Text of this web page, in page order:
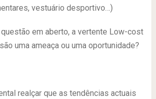
vestuário desportivo…)
em aberto, a vertente Low-cost
uma ameaça ou uma oportunidade?
realçar que as tendências actuais